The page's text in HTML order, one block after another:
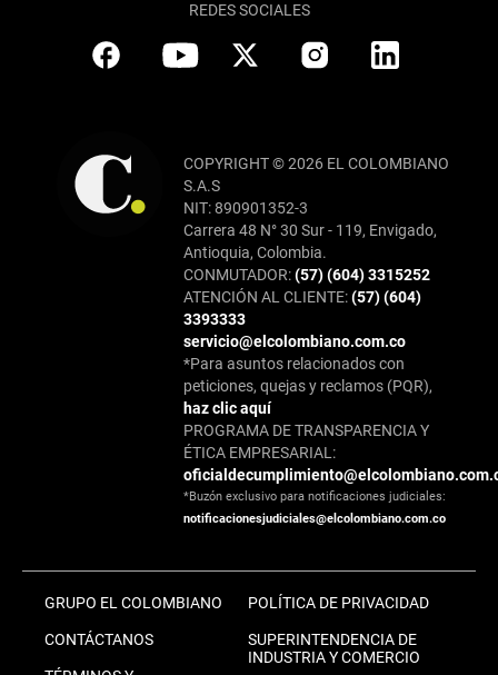
REDES SOCIALES
COPYRIGHT © 2026 EL COLOMBIANO
S.A.S
NIT: 890901352-3
Carrera 48 N° 30 Sur - 119, Envigado,
Antioquia, Colombia.
CONMUTADOR:(57) (604) 3315252
ATENCIÓN AL CLIENTE:(57) (604)
3393333
servicio@elcolombiano.com.co
*Para asuntos relacionados con
peticiones, quejas y reclamos (PQR),
haz clic aquí
PROGRAMA DE TRANSPARENCIA Y
ÉTICA EMPRESARIAL:
*Buzón exclusivo para notificaciones judiciales:
notificacionesjudiciales@elcolombiano.com.co
GRUPO EL COLOMBIANO
CONTÁCTANOS
POLÍTICA DE PRIVACIDAD
SUPERINTENDENCIA DE
INDUSTRIA Y COMERCIO